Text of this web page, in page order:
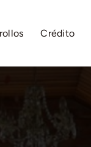
Crédito